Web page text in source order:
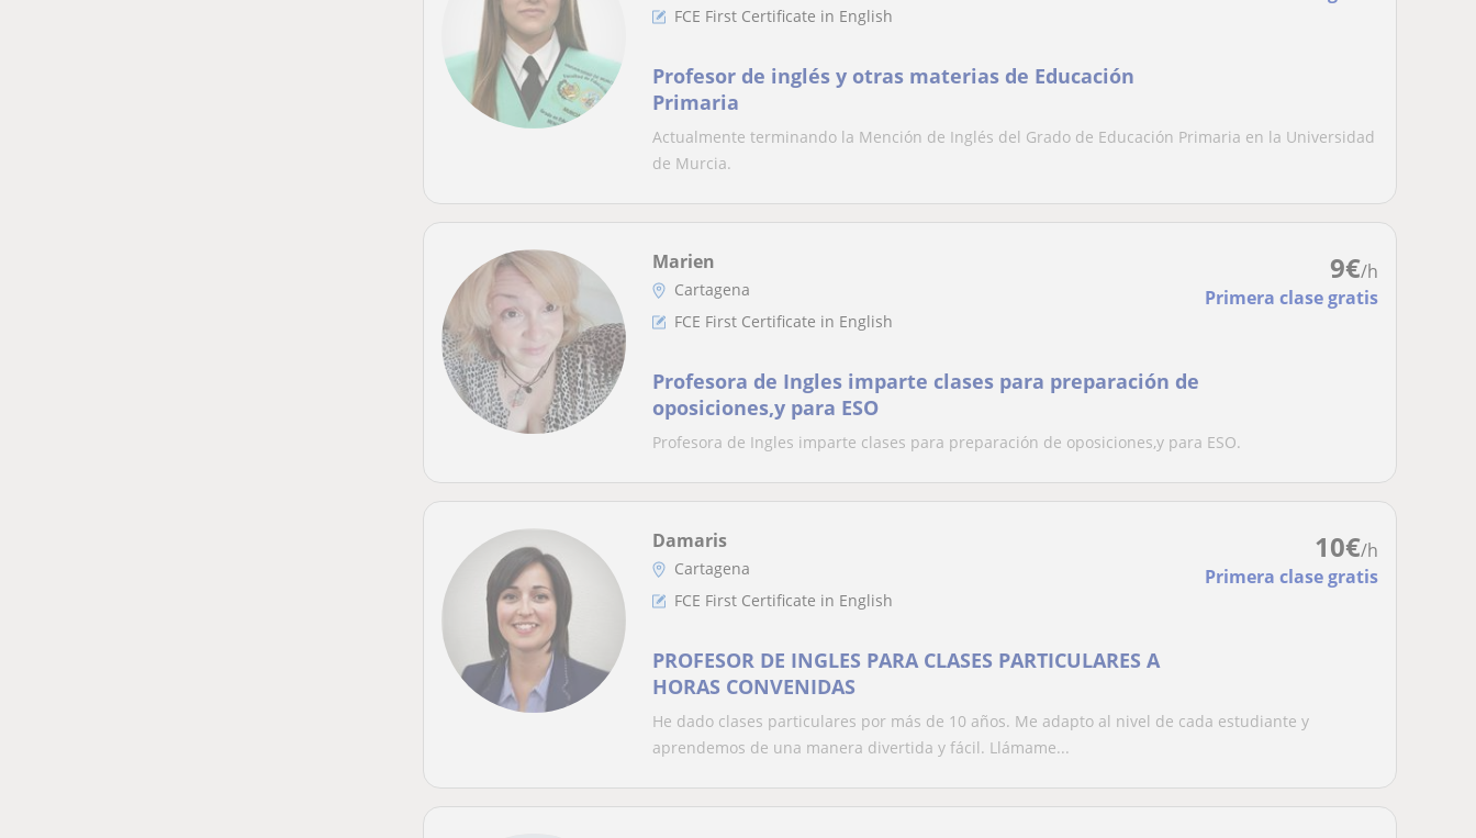
FCE First Certificate in English
Profesor de inglés y otras materias de Educación
Primaria
Actualmente terminando la Mención de Inglés del Grado de Educación Primaria en la Universidad
de Murcia.
9€/h
Primera clase gratis
Marien
Cartagena
FCE First Certificate in English
Profesora de Ingles imparte clases para preparación de
oposiciones,y para ESO
Profesora de Ingles imparte clases para preparación de oposiciones,y para ESO.
10€/h
Primera clase gratis
Damaris
Cartagena
FCE First Certificate in English
PROFESOR DE INGLES PARA CLASES PARTICULARES A
HORAS CONVENIDAS
He dado clases particulares por más de 10 años. Me adapto al nivel de cada estudiante y
aprendemos de una manera divertida y fácil. Llámame...